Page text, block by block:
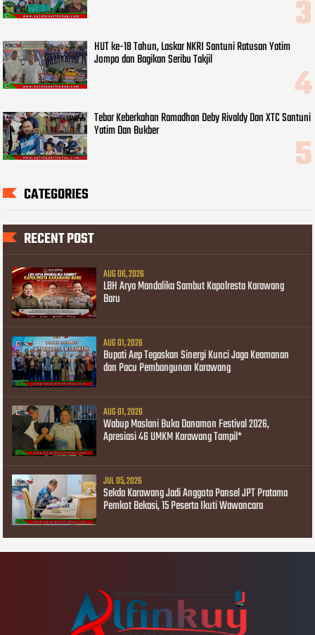
HUT ke-18 Tahun, Laskar NKRI Santuni Ratusan Yatim
Jompo dan Bagikan Seribu Takjil
Tebar Keberkahan Ramadhan Deby Rivaldy Dan XTC Santuni
Yatim Dan Bukber
CATEGORIES
RECENT POST
AUG 06, 2026
LBH Arya Mandalika Sambut Kapolresta Karawang
Baru
AUG 01, 2026
Bupati Aep Tegaskan Sinergi Kunci Jaga Keamanan
dan Pacu Pembangunan Karawang
AUG 01, 2026
Wabup Maslani Buka Danamon Festival 2026,
Apresiasi 46 UMKM Karawang Tampil*
JUL 05, 2026
Sekda Karawang Jadi Anggota Pansel JPT Pratama
Pemkot Bekasi, 15 Peserta Ikuti Wawancara